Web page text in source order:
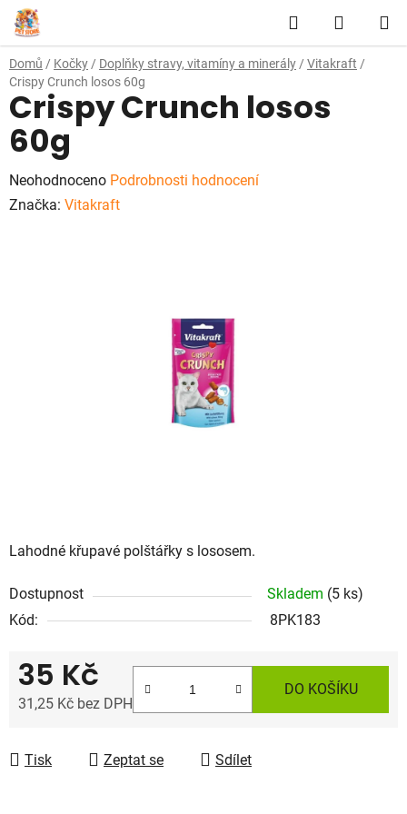
Přejít
na
obsah
Hledat
KOŠÍK
Domů / Kočky / Doplňky stravy, vitamíny a minerály / Vitakraft /
Crispy Crunch losos 60g
Lahodné křupavé polštářky s lososem.
Dostupnost Skladem (5 ks)
Kód:
8PK183
35 Kč
31,25 Kč bez DPH
DO KOŠÍKU
Tisk Zeptat se Sdílet
Crispy Crunch losos
60g
Průměrné
hodnocení
Neohodnoceno Podrobnosti hodnocení
Značka: Vitakraft